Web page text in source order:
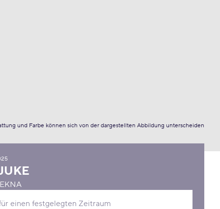
und Farbe können sich von der dargestellten Abbildung unterscheiden
einen festgelegten Zeitraum